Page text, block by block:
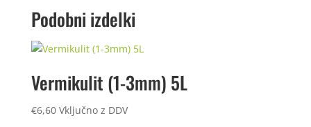
Podobni izdelki
Vermikulit (1-3mm) 5L
€6,60 Vključno z DDV